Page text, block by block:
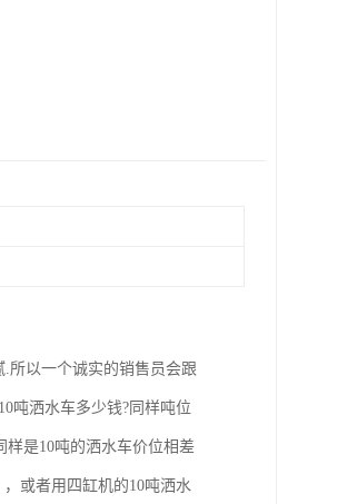
所以一个诚实的销售员会跟
吨洒水车多少钱?同样吨位
样是10吨的洒水车价位相差
或者用四缸机的10吨洒水